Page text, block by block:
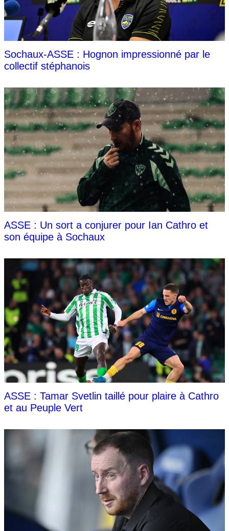
Sochaux-ASSE : Hognon impressionné par le
collectif stéphanois
ASSE : Un sort a conjurer pour Ian Cathro et
son équipe à Sochaux
ASSE : Tamar Svetlin taillé pour plaire à Cathro
et au Peuple Vert